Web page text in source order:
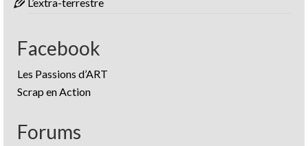
Facebook
Les Passions d’ART
Scrap en Action
Forums